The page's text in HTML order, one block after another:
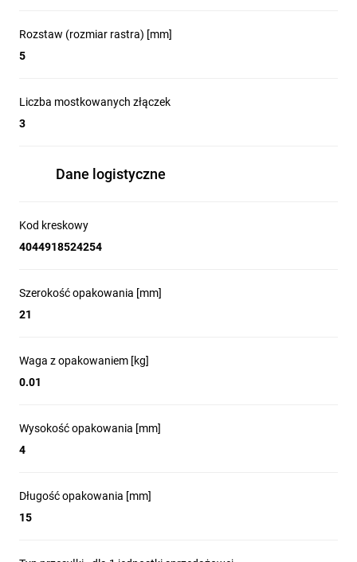
Rozstaw (rozmiar rastra) [mm]
5
Liczba mostkowanych złączek
3
Dane logistyczne
Kod kreskowy
4044918524254
Szerokość opakowania [mm]
21
Waga z opakowaniem [kg]
0.01
Wysokość opakowania [mm]
4
Długość opakowania [mm]
15